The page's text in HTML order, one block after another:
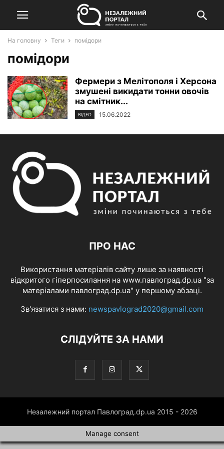
На головну Теги помідори
помідори
Фермери з Мелітополя і Херсона
змушені викидати тонни овочів
на смітник...
ВІДЕО 15.06.2022
ПРО НАС
Використання матеріалів сайту лише за наявності
відкритого гіперпосилання на www.павлоград.dp.ua "за
матеріалами павлоград.dp.ua" у першому абзаці.
Зв'язатися з нами: newspavlograd2020@gmail.com
СЛІДУЙТЕ ЗА НАМИ
Незалежний портал Павлоград.dp.ua 2015 - 2026
Manage consent